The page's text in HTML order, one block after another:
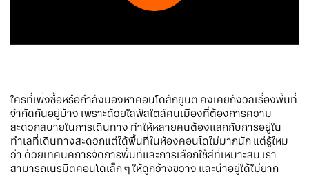
ใครที่เพิ่งซื้อหรือกำลังมองหาคอนโดสักยูนิต คงเคยกังวลเรื่องพื้นที่
จำกัดกันอยู่บ้าง เพราะด้วยไลฟ์สไตล์คนเมืองที่ต้องการความ
สะดวกสบายในการเดินทาง ทำให้หลายคนต้องแลกกับการอยู่ใน
ทำเลที่เดินทางสะดวกแต่ได้พื้นที่ในห้องคอนโดไม่มากนัก แต่รู้ไหม
ว่า ด้วยเทคนิคการจัดการพื้นที่และการเลือกใช้สีที่เหมาะสม เรา
สามารถเนรมิตคอนโดเล็ก ๆ ให้ดูกว้างขวาง และน่าอยู่ได้ไม่ยาก